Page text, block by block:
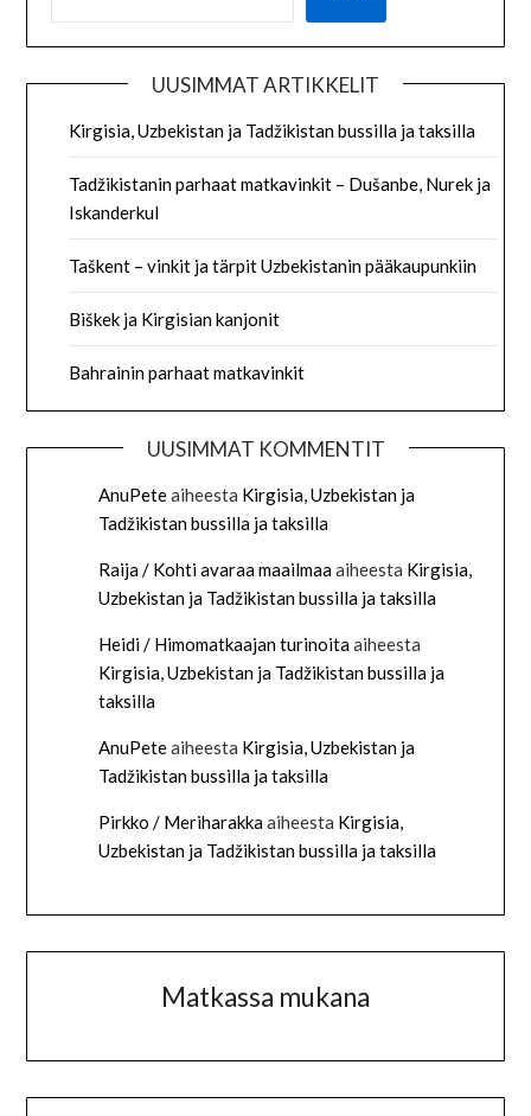
UUSIMMAT ARTIKKELIT
Kirgisia, Uzbekistan ja Tadžikistan bussilla ja taksilla
Tadžikistanin parhaat matkavinkit – Dušanbe, Nurek ja
Iskanderkul
Taškent – vinkit ja tärpit Uzbekistanin pääkaupunkiin
Biškek ja Kirgisian kanjonit
Bahrainin parhaat matkavinkit
UUSIMMAT KOMMENTIT
AnuPeteaiheesta Kirgisia, Uzbekistan ja
Tadžikistan bussilla ja taksilla
Raija / Kohti avaraa maailmaaaiheesta Kirgisia,
Uzbekistan ja Tadžikistan bussilla ja taksilla
Heidi / Himomatkaajan turinoitaaiheesta
Kirgisia, Uzbekistan ja Tadžikistan bussilla ja
taksilla
AnuPeteaiheesta Kirgisia, Uzbekistan ja
Tadžikistan bussilla ja taksilla
Pirkko / Meriharakkaaiheesta Kirgisia,
Uzbekistan ja Tadžikistan bussilla ja taksilla
Matkassa mukana